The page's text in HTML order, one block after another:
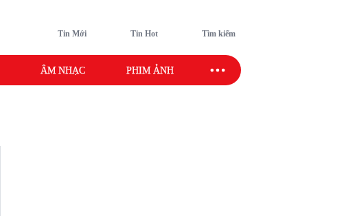
Tin Mới Tin Hot Tìm kiếm
ÂM NHẠC PHIM ẢNH SAO SPORT